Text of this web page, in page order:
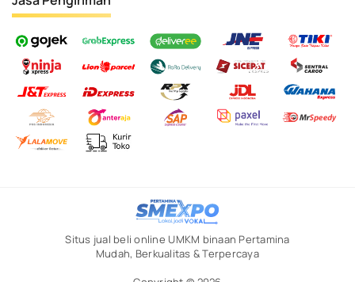
Situs jual beli online UMKM binaan Pertamina
Mudah, Berkualitas & Terpercaya